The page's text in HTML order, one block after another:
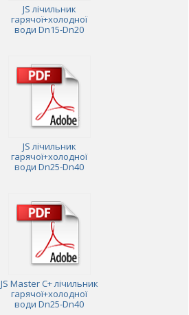
JS лічильник
гарячої+холодної
води Dn15-Dn20
JS лічильник
гарячої+холодної
води Dn25-Dn40
JS Master C+ лічильник
гарячої+холодної
води Dn25-Dn40